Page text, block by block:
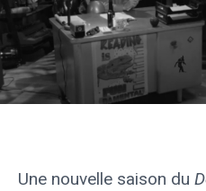
Une nouvelle saison du